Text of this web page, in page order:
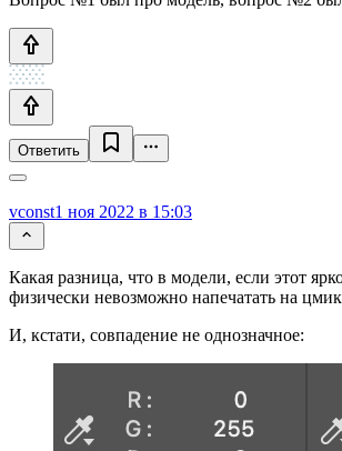
Ответить
vconst1 ноя 2022 в 15:03
Какая разница, что в модели, если этот
физически невозможно напечатать на
И, кстати, совпадение не однозначное: